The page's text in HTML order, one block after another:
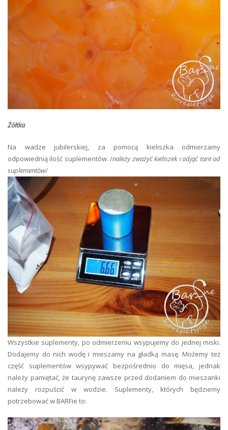
Żółtka
Na wadze jubilerskiej, za pomocą kieliszka odmierzamy
odpowiednią ilość suplementów. /należy zważyć kieliszek i odjąć tare od
suplementów/
Wszystkie suplementy, po odmierzeniu wsypujemy do jednej miski.
Dodajemy do nich wodę i mieszamy na gładką masę. Możemy też
część suplementów wsypywać bezpośrednio do mięsa, jednak
należy pamiętać, że taurynę zawsze przed dodaniem do mieszanki
należy rozpuścić w wodzie. Suplementy, których będziemy
potrzebować w BARFie to: